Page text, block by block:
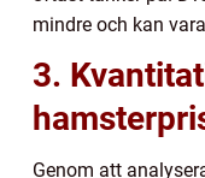
mindre och kan
3.
Genom att